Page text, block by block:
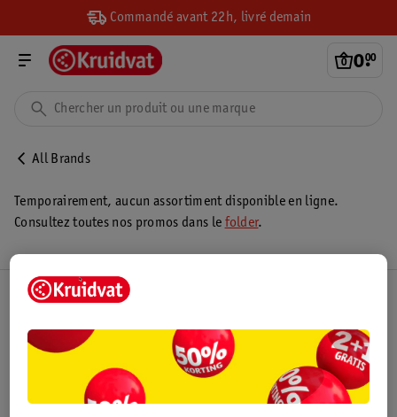
Commandé avant 22h, livré demain
0.
00
All Brands
Temporairement, aucun assortiment disponible en ligne.
Consultez toutes nos promos dans le folder.